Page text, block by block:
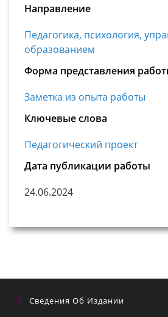
Направление
Педагогика, психология,
образованием
Форма представления
Заметка из опыта работы
Ключевые слова
Педагогический проект
Дата публикации работы
24.06.2024
Сведения Об Издании